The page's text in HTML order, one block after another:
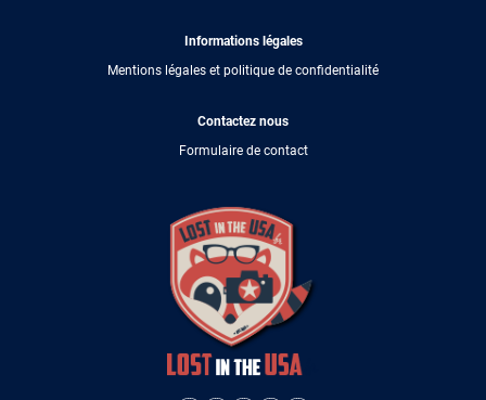
Informations légales
Mentions légales et politique de confidentialité
Contactez nous
Formulaire de contact